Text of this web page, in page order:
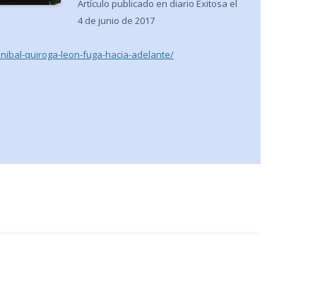
Artículo publicado en diario Exitosa el
4 de junio de 2017
quiroga-leon-fuga-hacia-adelante/